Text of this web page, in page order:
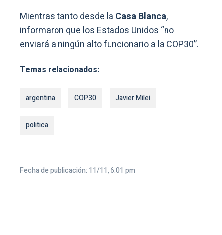
Mientras tanto desde la Casa Blanca,
informaron que los Estados Unidos “no
enviará a ningún alto funcionario a la COP30”.
Temas relacionados:
argentina COP30 Javier Milei
politica
Fecha de publicación: 11/11, 6:01 pm